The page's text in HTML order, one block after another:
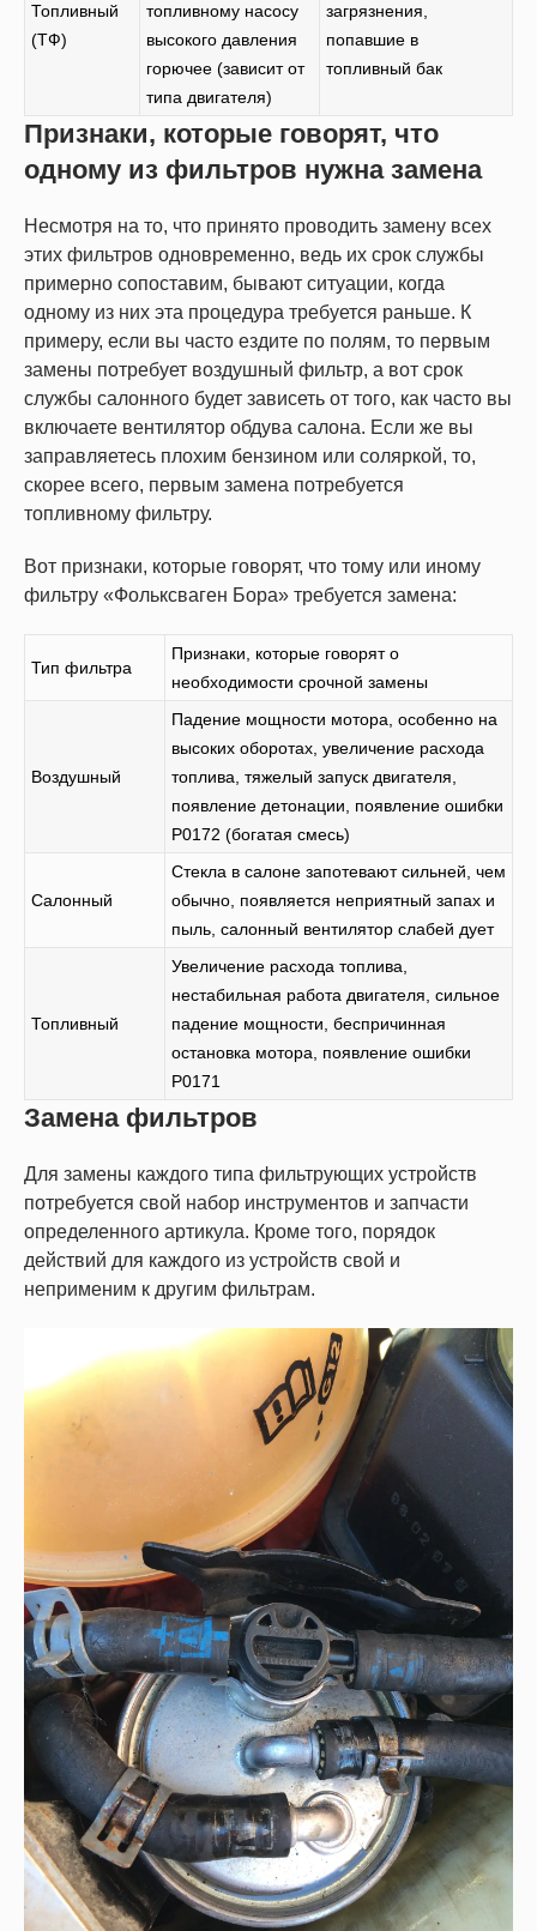
Топливный
(ТФ)
топливному насосу
высокого давления
горючее (зависит от
типа двигателя)
загрязнения,
попавшие в
топливный бак
Признаки, которые говорят, что
одному из фильтров нужна замена
Несмотря на то, что принято проводить замену всех
этих фильтров одновременно, ведь их срок службы
примерно сопоставим, бывают ситуации, когда
одному из них эта процедура требуется раньше. К
примеру, если вы часто ездите по полям, то первым
замены потребует воздушный фильтр, а вот срок
службы салонного будет зависеть от того, как часто вы
включаете вентилятор обдува салона. Если же вы
заправляетесь плохим бензином или соляркой, то,
скорее всего, первым замена потребуется
топливному фильтру.
Вот признаки, которые говорят, что тому или иному
фильтру «Фольксваген Бора» требуется замена:
Тип фильтра
Признаки, которые говорят о
необходимости срочной замены
Воздушный
Падение мощности мотора, особенно на
высоких оборотах, увеличение расхода
топлива, тяжелый запуск двигателя,
появление детонации, появление ошибки
P0172 (богатая смесь)
Салонный
Стекла в салоне запотевают сильней, чем
обычно, появляется неприятный запах и
пыль, салонный вентилятор слабей дует
Топливный
Увеличение расхода топлива,
нестабильная работа двигателя, сильное
падение мощности, беспричинная
остановка мотора, появление ошибки
P0171
Замена фильтров
Для замены каждого типа фильтрующих устройств
потребуется свой набор инструментов и запчасти
определенного артикула. Кроме того, порядок
действий для каждого из устройств свой и
неприменим к другим фильтрам.